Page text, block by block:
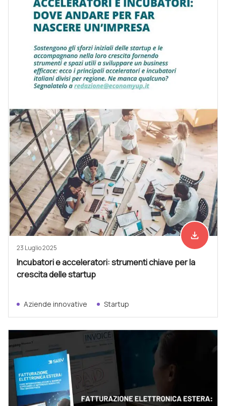
Scarica
file_download
23 Luglio 2025
Incubatori e acceleratori: strumenti chiave per la
crescita delle startup
Aziende innovative Startup